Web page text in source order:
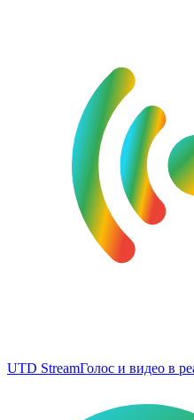
UTD StreamГолос и видео в